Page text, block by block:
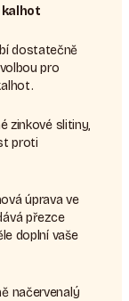
kalhot
dostatečně
pro
zinkové slitiny,
proti
úprava ve
přezce
doplní vaše
načervenalý